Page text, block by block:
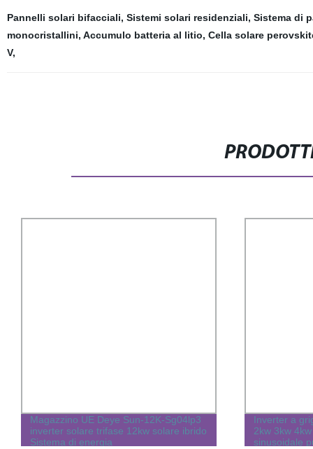
Pannelli solari bifacciali, Sistemi solari residenziali, Sistema di
monocristallini, Accumulo batteria al litio, Cella solare
V,
Magazzino UE Deye Sun-12K-Sg04lp3
inverter solare trifase 12kw solare ibrido
Sistema di energia
Inverter a
2kw 3kw
sinusoidale